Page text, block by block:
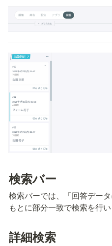
検索バー
検索バーでは、「回答デー
もとに部分一致で検索を行い
詳細検索